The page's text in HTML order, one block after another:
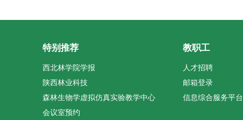
特别推荐
西北林学院学报
陕西林业科技
森林生物学虚拟仿真实验教学中心
会议室预约
教职工
人才招聘
邮箱登录
信息综合服务平台